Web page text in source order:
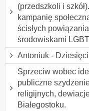
(przedszkoli i
kampanię
ścisłych
środowiskami
Antoniuk -
Sprzeciw wobec
publiczne
religijnych,
Białegostoku.